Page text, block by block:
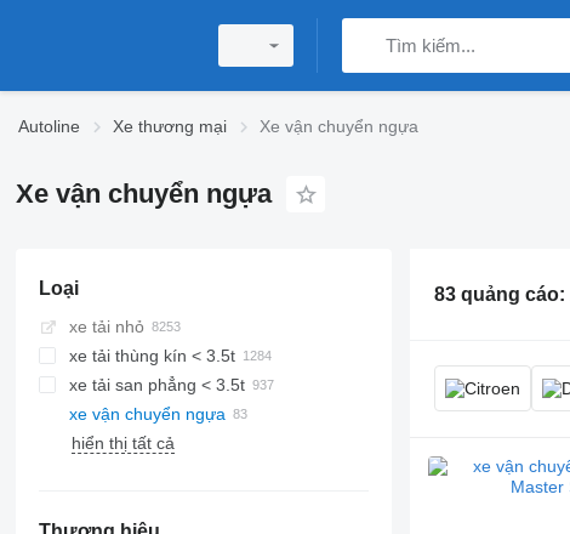
Autoline Xe thương mại Xe vận chuyển ngựa
Xe vận chuyển ngựa
Loại
xe tải nhỏ
xe tải thùng kín < 3.5t
xe tải san phẳng < 3.5t
xe vận chuyển ngựa
hiển thị tất cả
83 quảng cáo: